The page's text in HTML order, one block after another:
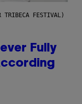
TRIBECA FESTIVAL)
Fully